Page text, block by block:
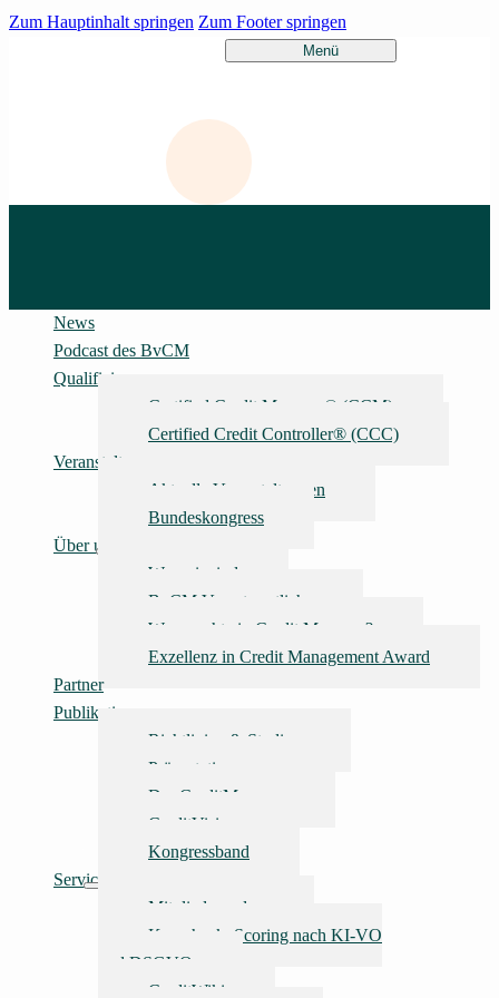
Zum Hauptinhalt springen Zum Footer springen
News
Podcast des BvCM
Qualifizierung
Certified Credit Manager® (CCM)
Certified Credit Controller® (CCC)
Veranstaltungen
Aktuelle Veranstaltungen
Bundeskongress
Über uns
Wer wir sind
BvCM Verantwortliche
Was macht ein Credit Manager?
Exzellenz in Credit Management Award
Partner
Publikationen
Richtlinien & Studien
Präsentationen
Der CreditManager
CreditVision
Kongressband
Service
Mitglied werden
Kurzcheck: Scoring nach KI‑VO
und DSGVO
CreditWiki